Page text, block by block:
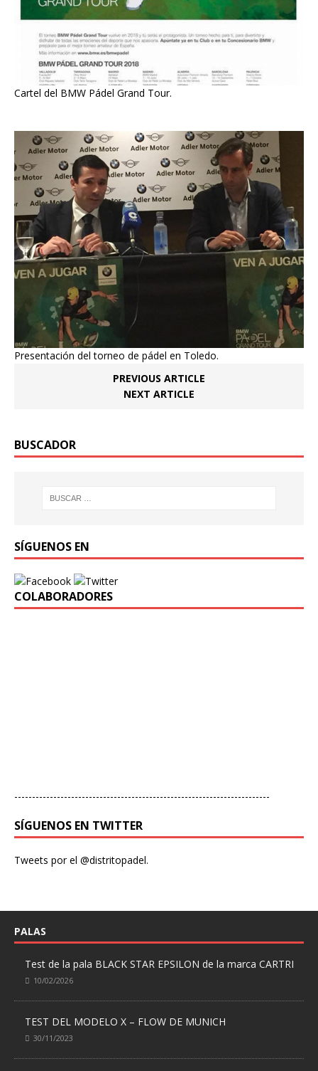
Cartel del BMW Pádel Grand Tour.
Presentación del torneo de pádel en Toledo.
PREVIOUS ARTICLE
NEXT ARTICLE
BUSCADOR
SÍGUENOS EN
COLABORADORES
------------------------------------------------------------------------
SÍGUENOS EN TWITTER
Tweets por el @distritopadel.
PALAS
Test de la pala BLACK STAR EPSILON de la marca CARTRI
10/02/2026
TEST DEL MODELO X – FLOW DE MUNICH
30/11/2023